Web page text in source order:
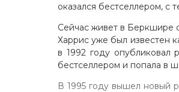
оказался бестселлером, с
Сейчас живет в Беркшире
Харрис уже был известен
в 1992 году опубликовал
бестселлером и попала в
В 1995 году вышел новый